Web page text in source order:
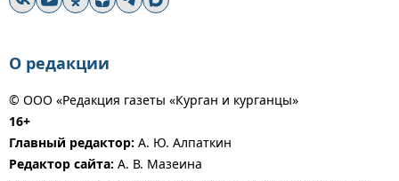
О редакции
© ООО «Редакция газеты «Курган и курганцы»
16+
Главный редактор: А. Ю. Алпаткин
Редактор сайта: А. В. Мазеина